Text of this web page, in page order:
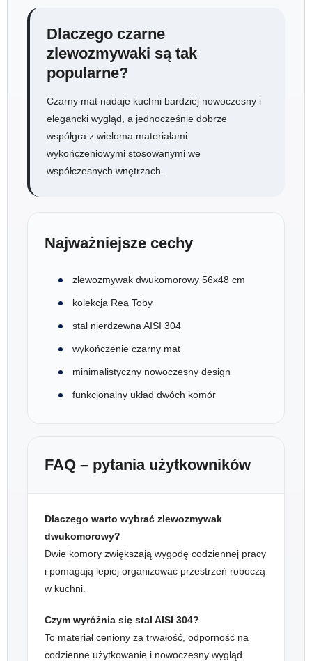
Dlaczego czarne
zlewozmywaki są tak
popularne?
Czarny mat nadaje kuchni bardziej nowoczesny i
elegancki wygląd, a jednocześnie dobrze
współgra z wieloma materiałami
wykończeniowymi stosowanymi we
współczesnych wnętrzach.
Najważniejsze cechy
zlewozmywak dwukomorowy 56x48 cm
kolekcja Rea Toby
stal nierdzewna AISI 304
wykończenie czarny mat
minimalistyczny nowoczesny design
funkcjonalny układ dwóch komór
FAQ – pytania użytkowników
Dlaczego warto wybrać zlewozmywak
dwukomorowy?
Dwie komory zwiększają wygodę codziennej pracy
i pomagają lepiej organizować przestrzeń roboczą
w kuchni.
Czym wyróżnia się stal AISI 304?
To materiał ceniony za trwałość, odporność na
codzienne użytkowanie i nowoczesny wygląd.